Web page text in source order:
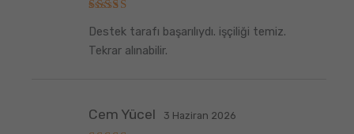
üzerinden
5 oy aldı
Destek tarafı başarılıydı. işçiliği temiz.
Tekrar alınabilir.
Cem Yücel 3 Haziran 2026